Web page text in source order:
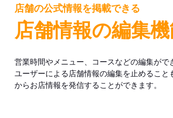
店舗の公式情報を掲載できる
店舗情報の編集
営業時間やメニュー、コースなどの編集がで
ユーザーによる店舗情報の編集を止めるこ
からお店情報を発信することができます。